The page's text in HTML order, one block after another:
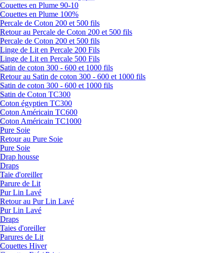
Couettes en Plume 90-10
Couettes en Plume 100%
Percale de Coton 200 et 500 fils
Retour au Percale de Coton 200 et 500 fils
Percale de Coton 200 et 500 fils
Linge de Lit en Percale 200 Fils
Linge de Lit en Percale 500 Fils
Satin de coton 300 - 600 et 1000 fils
Retour au Satin de coton 300 - 600 et 1000 fils
Satin de coton 300 - 600 et 1000 fils
Satin de Coton TC300
Coton égyptien TC300
Coton Américain TC600
Coton Américain TC1000
Pure Soie
Retour au Pure Soie
Pure Soie
Drap housse
Draps
Taie d'oreiller
Parure de Lit
Pur Lin Lavé
Retour au Pur Lin Lavé
Pur Lin Lavé
Draps
Taies d'oreiller
Parures de Lit
Couettes Hiver